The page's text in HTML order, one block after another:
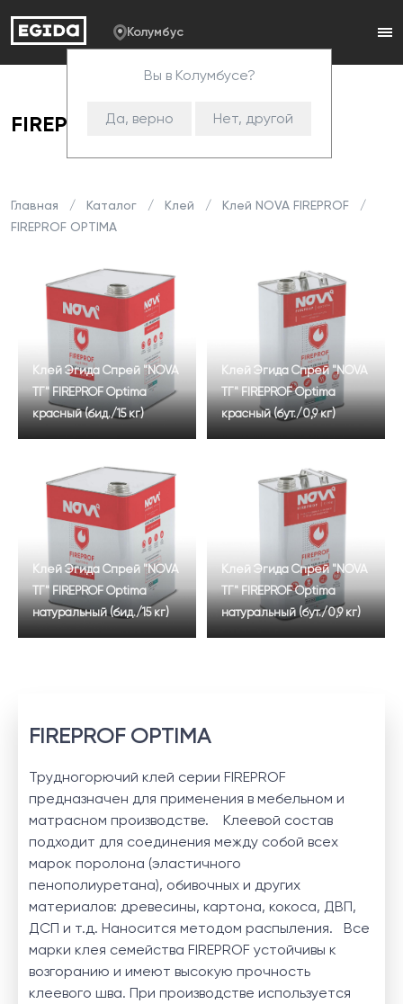
Колумбус
Вы в Колумбусе?
Да, верно Нет, другой
FIREPROF OPTIMA
Главная Каталог Клей
Клей NOVA FIREPROF
FIREPROF OPTIMA
Клей Эгида Спрей "NOVA
ТГ" FIREPROF Optima
красный (бид./15 кг)
Клей Эгида Спрей "NOVA
ТГ" FIREPROF Optima
красный (бут./0,9 кг)
Клей Эгида Спрей "NOVA
ТГ" FIREPROF Optima
натуральный (бид./15 кг)
Клей Эгида Спрей "NOVA
ТГ" FIREPROF Optima
натуральный (бут./0,9 кг)
FIREPROF OPTIMA
Трудногорючий клей серии FIREPROF
предназначен для применения в мебельном и
матрасном производстве. Клеевой состав
подходит для соединения между собой всех
марок поролона (эластичного
пенополиуретана), обивочных и других
материалов: древесины, картона, кокоса, ДВП,
ДСП и т.д. Наносится методом распыления. Все
марки клея семейства FIREPROF устойчивы к
возгоранию и имеют высокую прочность
клеевого шва. При производстве используется